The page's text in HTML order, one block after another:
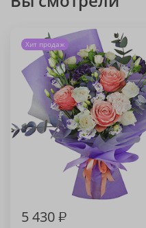
Хит продаж
5 430₽